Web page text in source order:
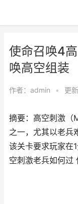
使命召唤4
唤高空组装
作者： admin • 更
摘要：高空刺激（
之一，尤其以老兵
该关卡要求玩家在
空刺激老兵如何过